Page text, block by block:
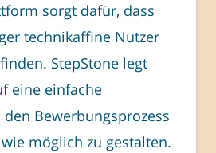
sorgt dafür, dass
technikaffine Nutzer
StepStone legt
eine einfache
Bewerbungsprozess
möglich zu gestalten.